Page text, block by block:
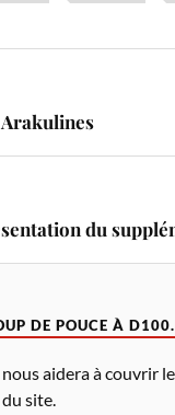
du
DE POUCE À
aidera à couvrir
site.